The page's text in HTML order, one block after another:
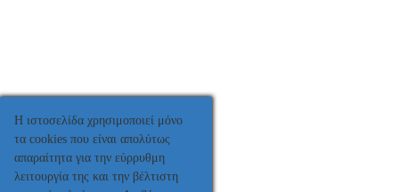
Η ιστοσελίδα χρησιμοποιεί μόνο
τα cookies που είναι απολύτως
απαραίτητα για την εύρρυθμη
λειτουργία της και την βέλτιστη